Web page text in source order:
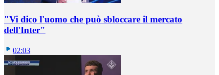
"Vi dico l'uomo che può sbloccare il mercato
dell'Inter"
02:03